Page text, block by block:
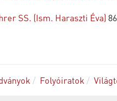
SS. (Ism. Haraszti Éva) 86
Folyóiratok